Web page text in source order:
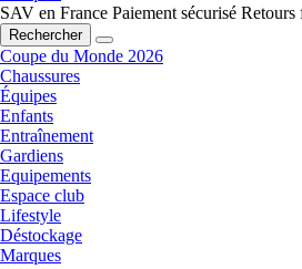
SAV en France Paiement sécurisé Retours
Rechercher
Coupe du Monde 2026
Chaussures
Équipes
Enfants
Entraînement
Gardiens
Equipements
Espace club
Lifestyle
Déstockage
Marques